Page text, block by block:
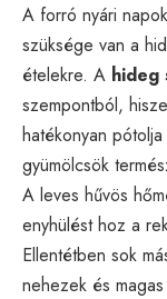
A forró nyári
szüksége van a
ételekre. A hideg
szempontból,
hatékonyan
gyümölcsök
A leves hűvös
enyhülést hoz a
Ellentétben sok
nehezek és